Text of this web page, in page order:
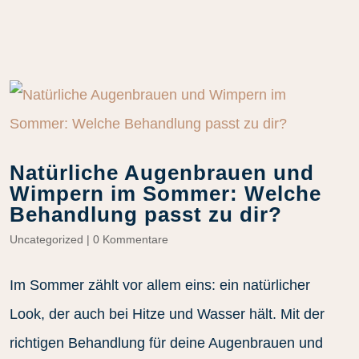
Natürliche Augenbrauen und
Wimpern im Sommer: Welche
Behandlung passt zu dir?
Uncategorized | 0 Kommentare
Im Sommer zählt vor allem eins: ein natürlicher
Look, der auch bei Hitze und Wasser hält. Mit der
richtigen Behandlung für deine Augenbrauen und